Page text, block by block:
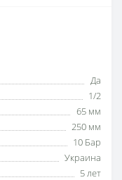
Да
1/2
65 мм
250 мм
10 Бар
Украина
5 лет